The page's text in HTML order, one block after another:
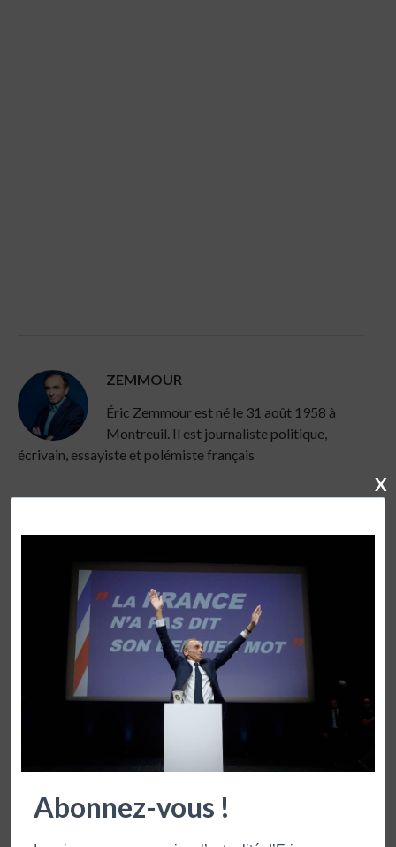
ZEMMOUR
Éric Zemmour est né le 31 août 1958 à
Montreuil. Il est journaliste politique,
écrivain, essayiste et polémiste français
publication précédente
publication suivante
LA CHRONIQUE DU 15 JUIN 2010
VOUS POURRIEZ AUSSI APPRECIER
Abonnez-vous !
X